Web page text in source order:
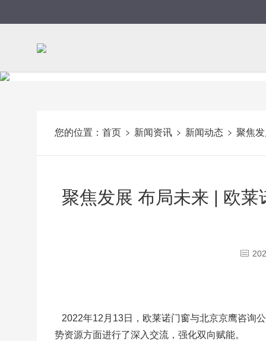
您的位置： 首页 新闻资讯 新闻动态 聚焦
聚焦发展 布局未来 | 欧
2022年12月13日，欧莱诺门窗与北京京鹰咨询
势资源方面进行了深入交流，强化双向赋能。